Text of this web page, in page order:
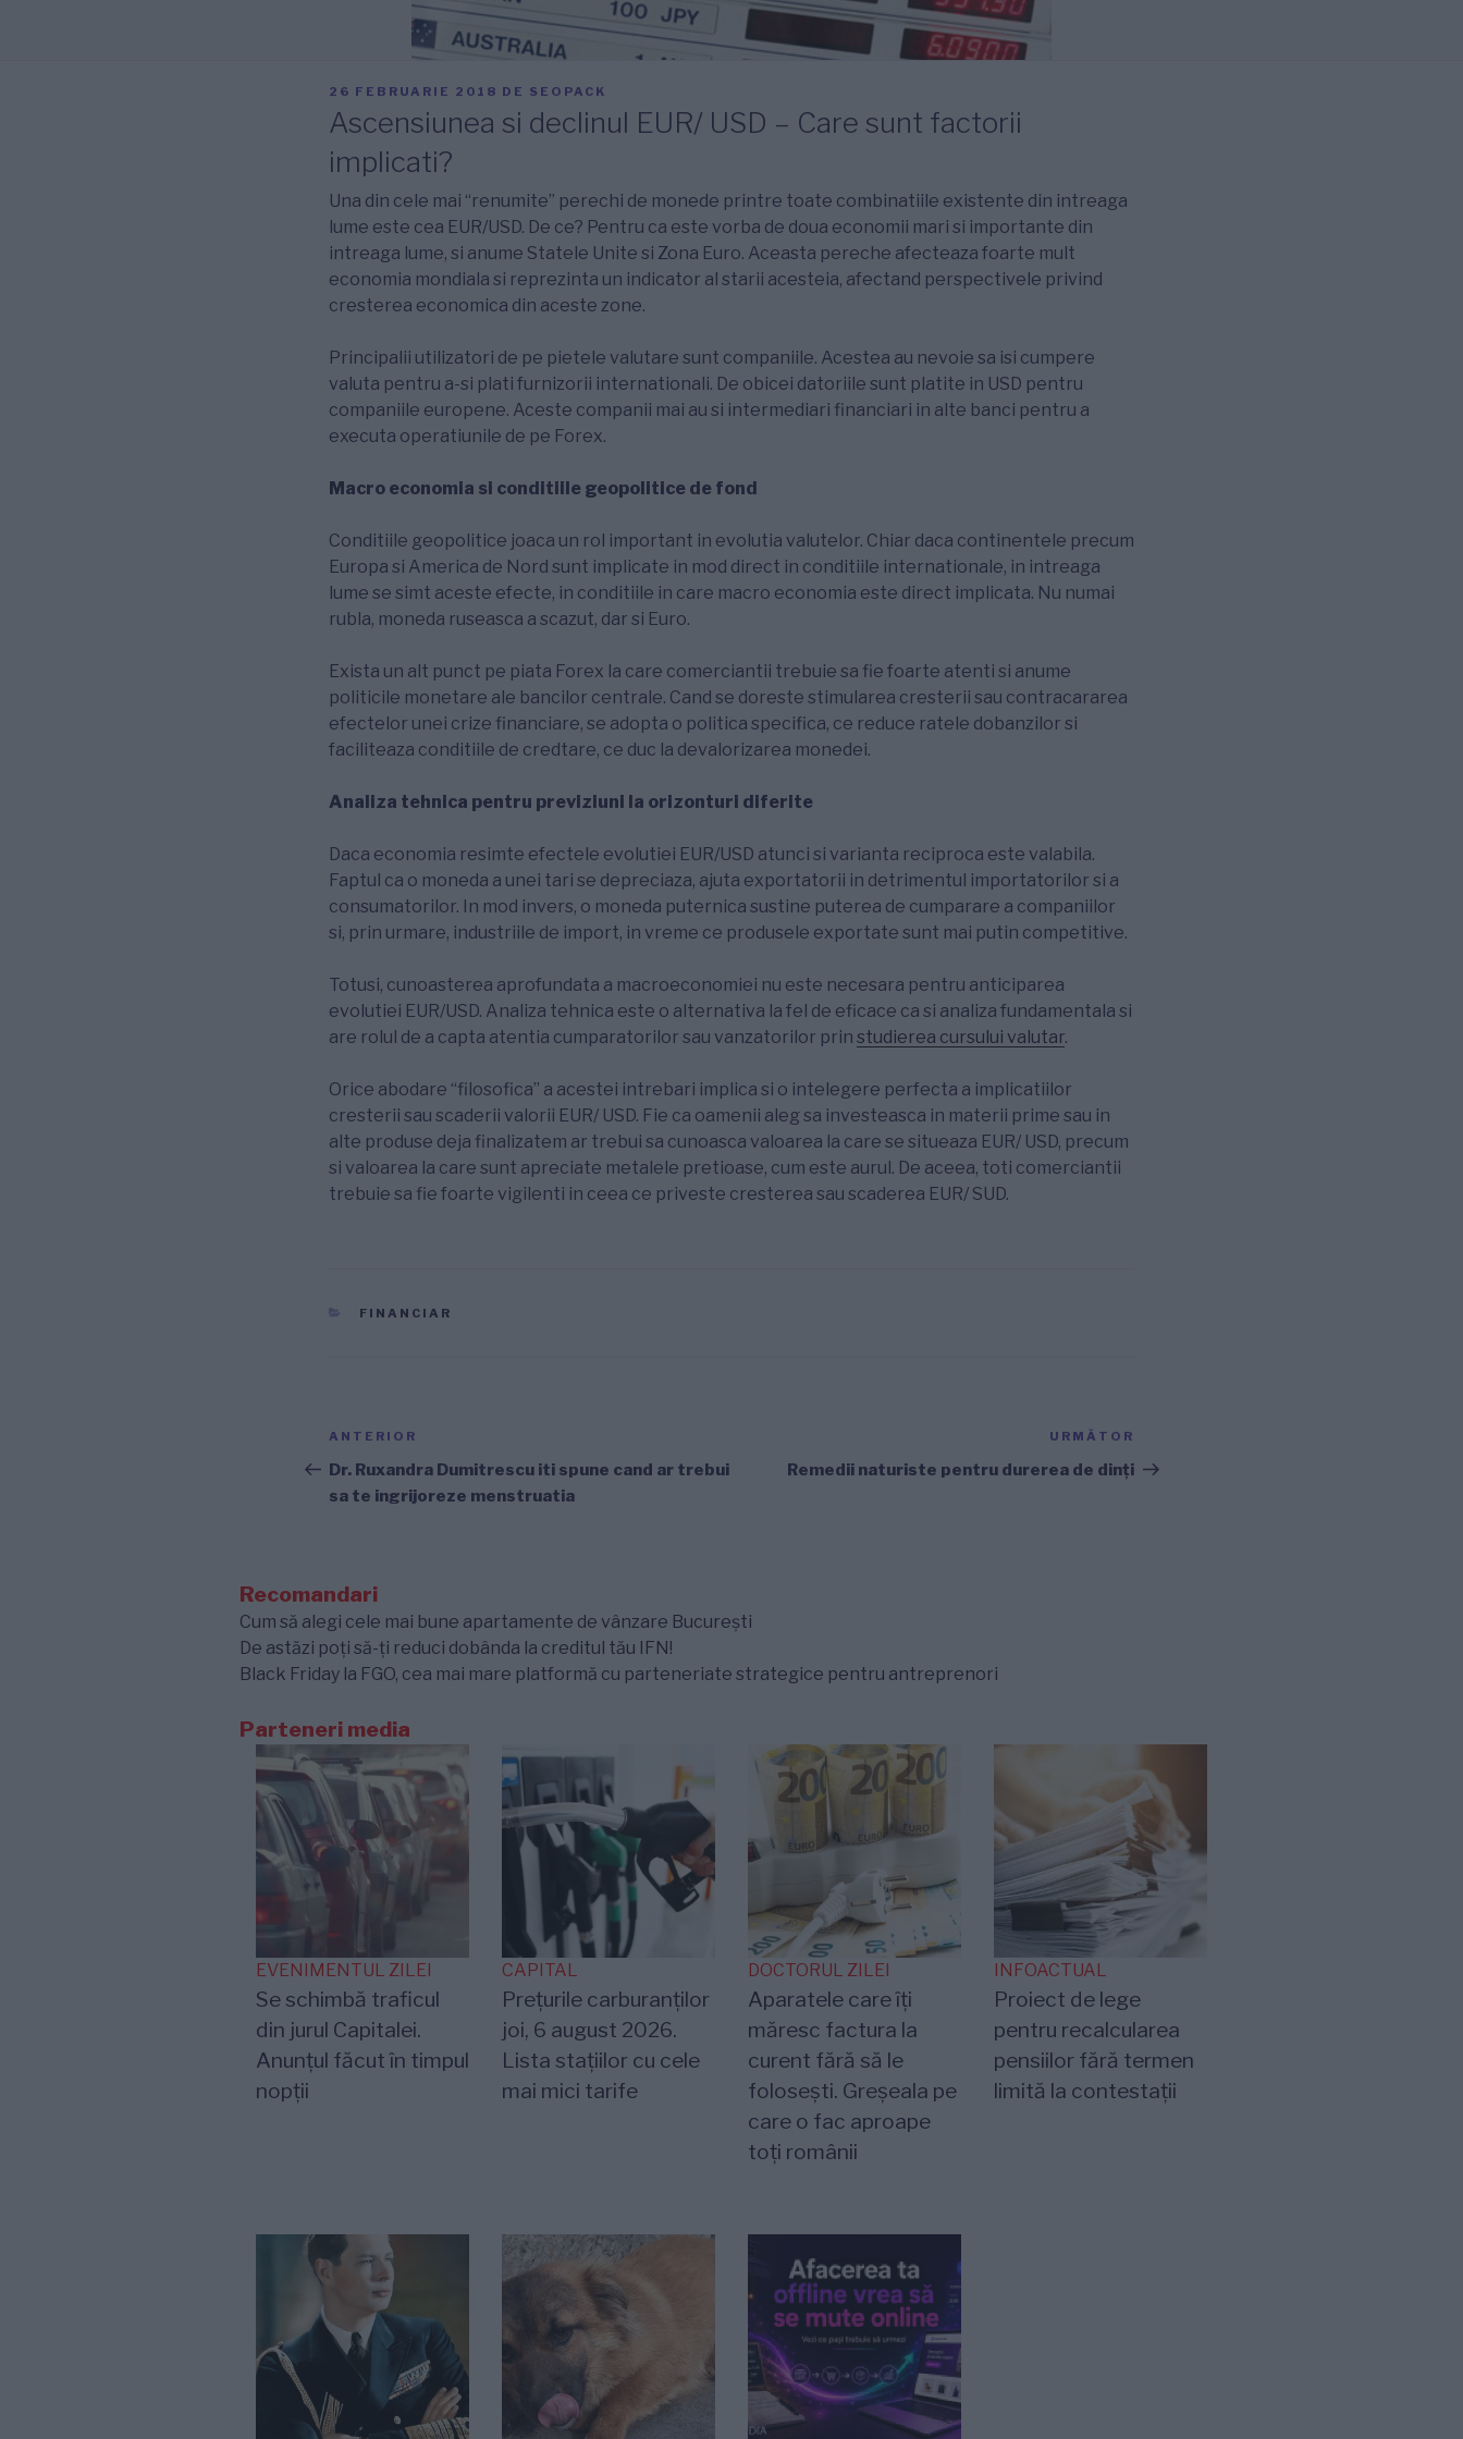
PUBLICAT
26 FEBRUARIE 2018 DE SEOPACK
Ascensiunea si declinul EUR/ USD – Care sunt factorii
implicati?
Una din cele mai “renumite” perechi de monede printre toate combinatiile existente din intreaga
lume este cea EUR/USD. De ce? Pentru ca este vorba de doua economii mari si importante din
intreaga lume, si anume Statele Unite si Zona Euro. Aceasta pereche afecteaza foarte mult
economia mondiala si reprezinta un indicator al starii acesteia, afectand perspectivele privind
cresterea economica din aceste zone.
Principalii utilizatori de pe pietele valutare sunt companiile. Acestea au nevoie sa isi cumpere
valuta pentru a-si plati furnizorii internationali. De obicei datoriile sunt platite in USD pentru
companiile europene. Aceste companii mai au si intermediari financiari in alte banci pentru a
executa operatiunile de pe Forex.
Macro economia si conditiile geopolitice de fond
Conditiile geopolitice joaca un rol important in evolutia valutelor. Chiar daca continentele precum
Europa si America de Nord sunt implicate in mod direct in conditiile internationale, in intreaga
lume se simt aceste efecte, in conditiile in care macro economia este direct implicata. Nu numai
rubla, moneda ruseasca a scazut, dar si Euro.
Exista un alt punct pe piata Forex la care comerciantii trebuie sa fie foarte atenti si anume
politicile monetare ale bancilor centrale. Cand se doreste stimularea cresterii sau contracararea
efectelor unei crize financiare, se adopta o politica specifica, ce reduce ratele dobanzilor si
faciliteaza conditiile de credtare, ce duc la devalorizarea monedei.
Analiza tehnica pentru previziuni la orizonturi diferite
Daca economia resimte efectele evolutiei EUR/USD atunci si varianta reciproca este valabila.
Faptul ca o moneda a unei tari se depreciaza, ajuta exportatorii in detrimentul importatorilor si a
consumatorilor. In mod invers, o moneda puternica sustine puterea de cumparare a companiilor
si, prin urmare, industriile de import, in vreme ce produsele exportate sunt mai putin competitive.
Totusi, cunoasterea aprofundata a macroeconomiei nu este necesara pentru anticiparea
evolutiei EUR/USD. Analiza tehnica este o alternativa la fel de eficace ca si analiza fundamentala si
are rolul de a capta atentia cumparatorilor sau vanzatorilor prin studierea cursului valutar.
Orice abodare “filosofica” a acestei intrebari implica si o intelegere perfecta a implicatiilor
cresterii sau scaderii valorii EUR/ USD. Fie ca oamenii aleg sa investeasca in materii prime sau in
alte produse deja finalizatem ar trebui sa cunoasca valoarea la care se situeaza EUR/ USD, precum
si valoarea la care sunt apreciate metalele pretioase, cum este aurul. De aceea, toti comerciantii
trebuie sa fie foarte vigilenti in ceea ce priveste cresterea sau scaderea EUR/ SUD.
CATEGORII
FINANCIAR
Navigare
în
articole
Articolul
anterior
ANTERIOR
Dr. Ruxandra Dumitrescu iti spune cand ar trebui
sa te ingrijoreze menstruatia
următor
URMĂTOR
Remedii naturiste pentru durerea de dinţi
Recomandari
Cum să alegi cele mai bune apartamente de vânzare București
De astăzi poți să-ți reduci dobânda la creditul tău IFN!
Black Friday la FGO, cea mai mare platformă cu parteneriate strategice pentru antreprenori
Parteneri media
EVENIMENTUL ZILEI
Se schimbă traficul
din jurul Capitalei.
Anunțul făcut în timpul
nopții
CAPITAL
Prețurile carburanților
joi, 6 august 2026.
Lista stațiilor cu cele
mai mici tarife
DOCTORUL ZILEI
Aparatele care îți
măresc factura la
curent fără să le
folosești. Greșeala pe
care o fac aproape
toți românii
INFOACTUAL
Proiect de lege
pentru recalcularea
pensiilor fără termen
limită la contestații